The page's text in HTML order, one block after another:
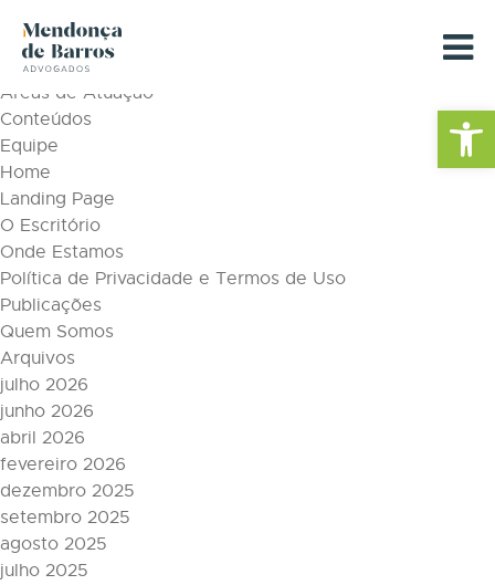
Barra de
Páginas
Áreas de Atuação
Conteúdos
Equipe
Home
Landing Page
O Escritório
Onde Estamos
Política de Privacidade e Termos de Uso
Publicações
Quem Somos
Arquivos
julho 2026
junho 2026
abril 2026
fevereiro 2026
dezembro 2025
setembro 2025
agosto 2025
julho 2025